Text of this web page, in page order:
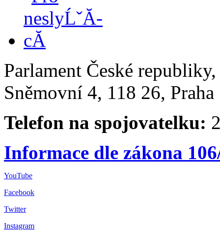
Parlament České
Sněmovní 4, 118 26,
Telefon na spojovatelku:
Informace dle zákona
YouTube
Facebook
Twitter
Instagram